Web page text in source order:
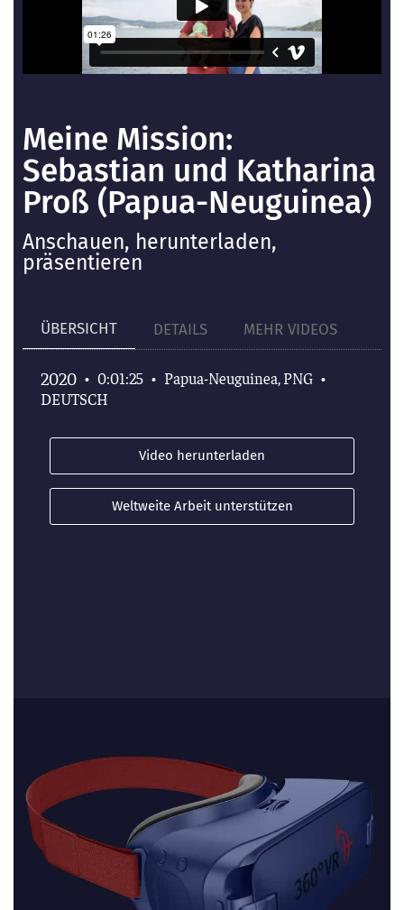
Meine Mission:
Sebastian und Katharina
Proß (Papua-Neuguinea)
Anschauen, herunterladen,
präsentieren
ÜBERSICHT DETAILS MEHR VIDEOS
2020 • 0:01:25 • Papua-Neuguinea, PNG •
DEUTSCH
Video herunterladen
Weltweite Arbeit unterstützen